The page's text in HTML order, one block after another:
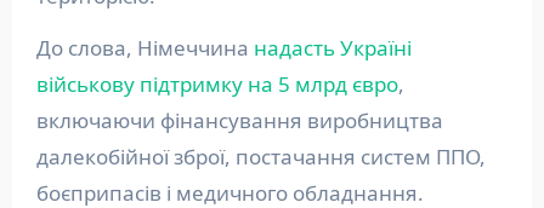
До слова, Німеччина надасть Україні
військову підтримку на 5 млрд євро,
включаючи фінансування виробництва
далекобійної зброї, постачання систем ППО,
боєприпасів і медичного обладнання.